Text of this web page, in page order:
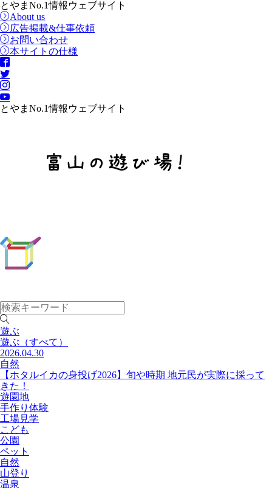
とやまNo.1情報ウェブサイト
About us
広告掲載&仕事依頼
お問い合わせ
本サイトの仕様
とやまNo.1情報ウェブサイト
遊ぶ
遊ぶ （すべて）
2026.04.30
自然
【ホタルイカの身投げ2026】旬や時期 地元民が実際に採って
きた！
遊園地
手作り体験
工場見学
こども
公園
ペット
自然
山登り
温泉